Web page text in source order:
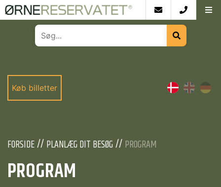
Køb billetter
FORSIDE PLANLÆG DIT BESØG PROGRAM
PROGRAM